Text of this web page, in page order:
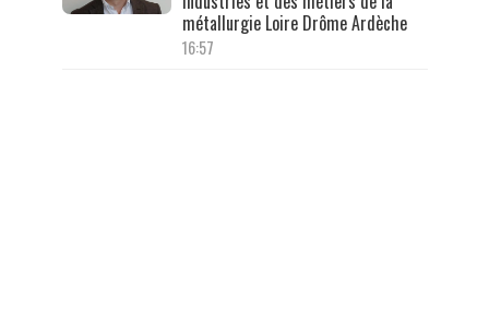
métallurgie Loire Drôme Ardèche
16:57